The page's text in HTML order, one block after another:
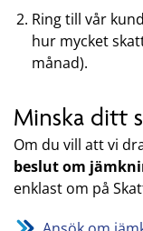
Ring till vår
hur mycket
månad).
Minska ditt
Om du vill att vi
beslut om
enklast om på